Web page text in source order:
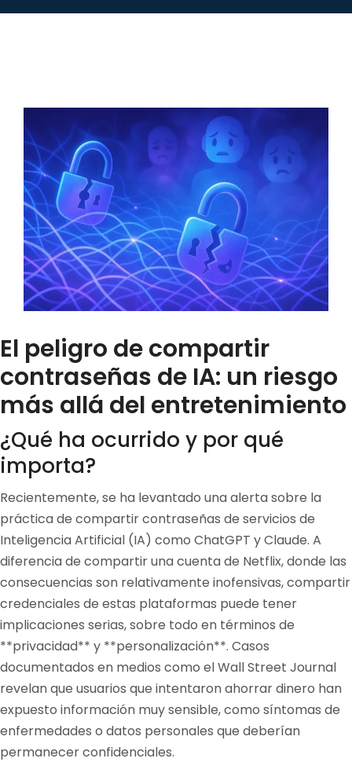
El peligro de compartir
contraseñas de IA: un riesgo
más allá del entretenimiento
¿Qué ha ocurrido y por qué
importa?
Recientemente, se ha levantado una alerta sobre la
práctica de compartir contraseñas de servicios de
Inteligencia Artificial (IA) como ChatGPT y Claude. A
diferencia de compartir una cuenta de Netflix, donde las
consecuencias son relativamente inofensivas, compartir
credenciales de estas plataformas puede tener
implicaciones serias, sobre todo en términos de
**privacidad** y **personalización**. Casos
documentados en medios como el Wall Street Journal
revelan que usuarios que intentaron ahorrar dinero han
expuesto información muy sensible, como síntomas de
enfermedades o datos personales que deberían
permanecer confidenciales.